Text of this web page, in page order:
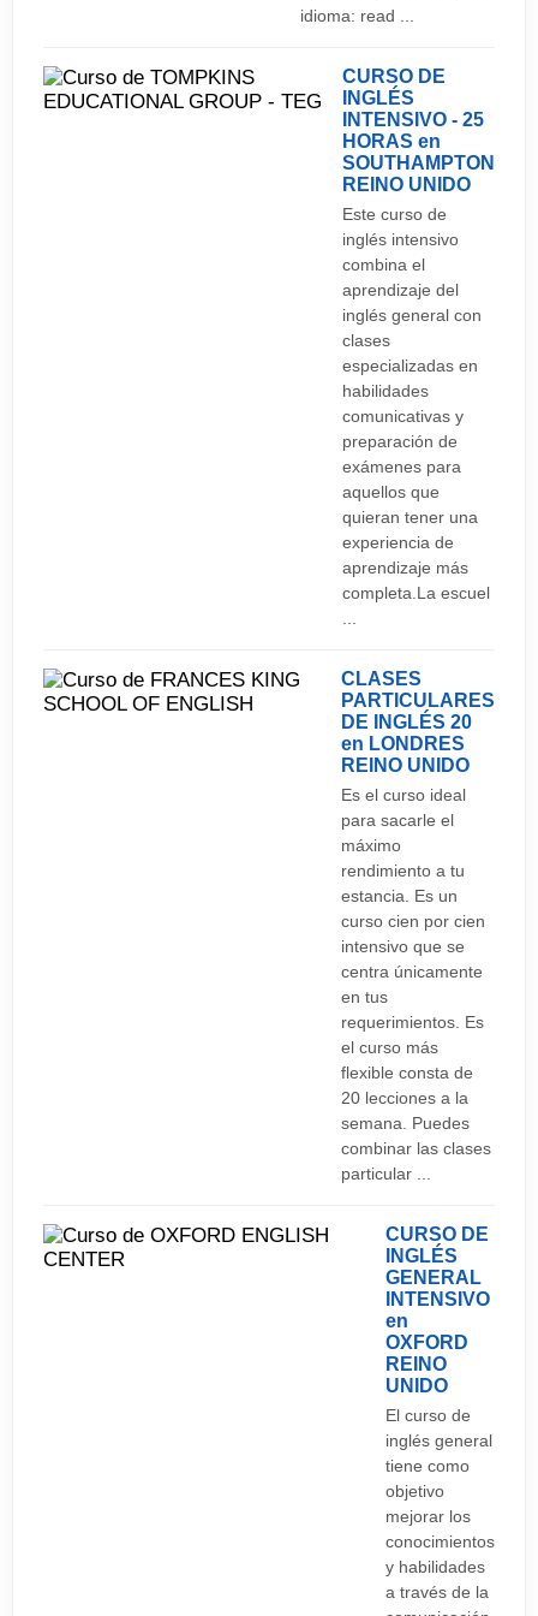
Bournemouth Airport
idioma: read ...
CURSO DE
INGLÉS
INTENSIVO - 25
HORAS en
SOUTHAMPTON
REINO UNIDO
Este curso de
inglés intensivo
combina el
aprendizaje del
inglés general con
clases
especializadas en
habilidades
comunicativas y
preparación de
exámenes para
aquellos que
quieran tener una
experiencia de
aprendizaje más
completa.La escuel
CLASES
PARTICULARES
DE INGLÉS 20
en LONDRES
REINO UNIDO
Es el curso ideal
para sacarle el
máximo
rendimiento a tu
estancia. Es un
curso cien por cien
intensivo que se
centra únicamente
en tus
requerimientos. Es
el curso más
flexible consta de
20 lecciones a la
semana. Puedes
combinar las clases
particular ...
CURSO DE
INGLÉS
GENERAL
INTENSIVO
en
OXFORD
REINO
UNIDO
El curso de
inglés general
tiene como
objetivo
mejorar los
conocimientos
y habilidades
a través de la